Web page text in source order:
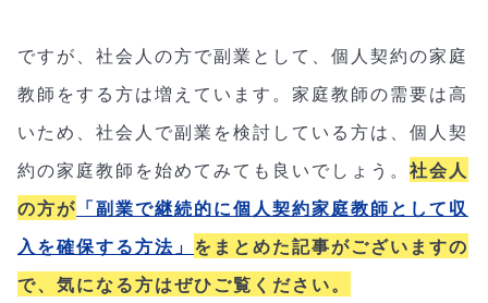
ですが、社会人の方で副業として、個人契約の家庭
教師をする方は増えています。家庭教師の需要は高
いため、社会人で副業を検討している方は、個人契
約の家庭教師を始めてみても良いでしょう。 社会人
の方が 「副業で継続的に個人契約家庭教師として収
入を確保する方法」 をまとめた記事がございますの
で、気になる方はぜひご覧ください。